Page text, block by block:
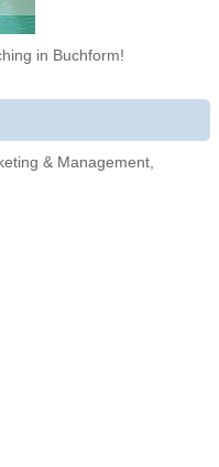
in Buchform!
& Management,